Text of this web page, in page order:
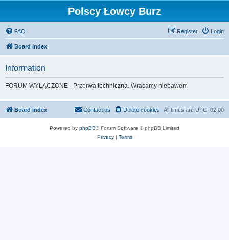
Polscy Łowcy Burz
FAQ Login
Register
Board index
Information
FORUM WYŁĄCZONE - Przerwa techniczna. Wracamy niebawem
Board index All times are UTC+02:00
Delete cookies
Contact us
Powered by phpBB® Forum Software © phpBB Limited
Privacy| Terms